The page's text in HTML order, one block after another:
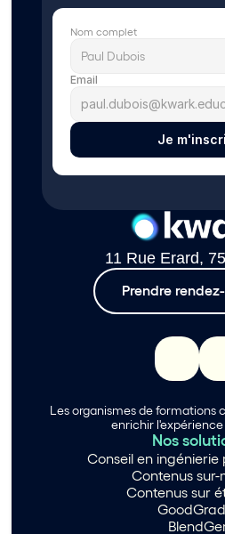
Nom complet
Email
Je
11 Rue Erard,
Prendre
Les organismes de formations
enrichir
Nos
Conseil en
Contenus sur-
Contenus sur